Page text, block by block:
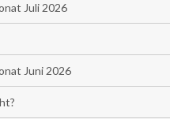
Juli 2026
Juni 2026